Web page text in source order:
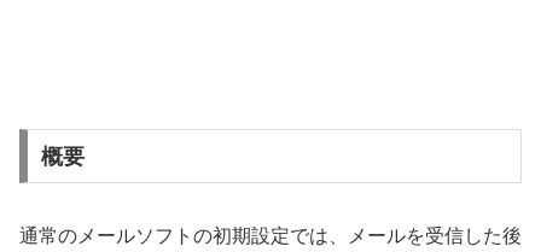
概要
通常のメールソフトの初期設定では、メールを受信した後